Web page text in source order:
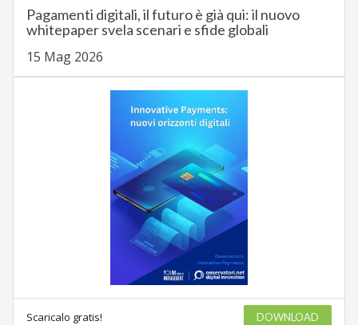
Pagamenti digitali, il futuro è già qui: il nuovo
whitepaper svela scenari e sfide globali
15 Mag 2026
Scaricalo gratis! DOWNLOAD